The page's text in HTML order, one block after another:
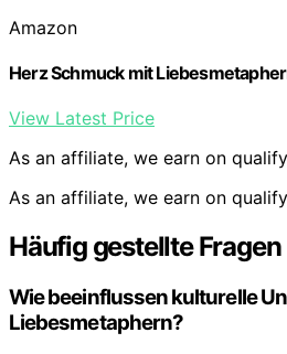
Amazon
Herz Schmuck mit
View Latest Price
As an affiliate, we earn on
As an affiliate, we earn on
Häufig gestellte Fragen
Wie beeinflussen kulturelle
Liebesmetaphern?